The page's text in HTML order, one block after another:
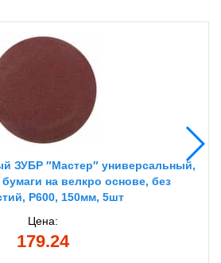
ЗУБР ″Мастер″ универсальный,
на велкро основе, без
Р600, 150мм, 5шт
Цена:
179.24